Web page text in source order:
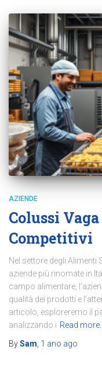
AZIENDE
Colussi
Competitivi
Nel settore degli Alimenti
aziende più rinomate in
campo alimentare,
qualità dei prodotti e
articolo, esploreremo il
analizzando i Read
BySam, 1 ano ago